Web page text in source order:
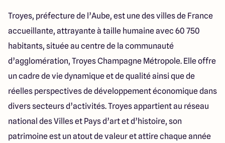
4.6 4.8
Troyes, préfecture de l’Aube, est une des villes de France
accueillante, attrayante à taille humaine avec 60 750
habitants, située au centre de la communauté
d’agglomération, Troyes Champagne Métropole. Elle offre
un cadre de vie dynamique et de qualité ainsi que de
réelles perspectives de développement économique dans
divers secteurs d’activités. Troyes appartient au réseau
national des Villes et Pays d’art et d’histoire, son
patrimoine est un atout de valeur et attire chaque année